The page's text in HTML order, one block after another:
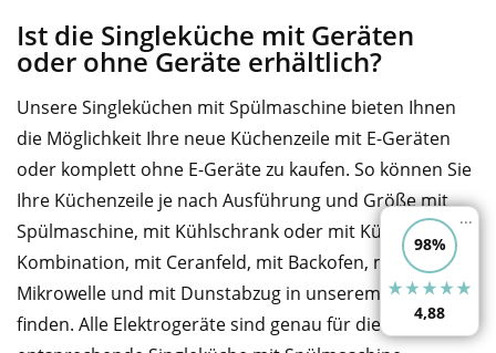
Ist die Singleküche mit Geräten
oder ohne Geräte erhältlich?
Unsere Singleküchen mit Spülmaschine bieten Ihnen
die Möglichkeit Ihre neue Küchenzeile mit E-Geräten
oder komplett ohne E-Geräte zu kaufen. So können Sie
Ihre Küchenzeile je nach Ausführung und Größe mit
Spülmaschine, mit Kühlschrank oder mit Kühl-Gefrier-
Kombination, mit Ceranfeld, mit Backofen, mit
Mikrowelle und mit Dunstabzug in unserem Angebot
finden. Alle Elektrogeräte sind genau für die
...
98%
4,88